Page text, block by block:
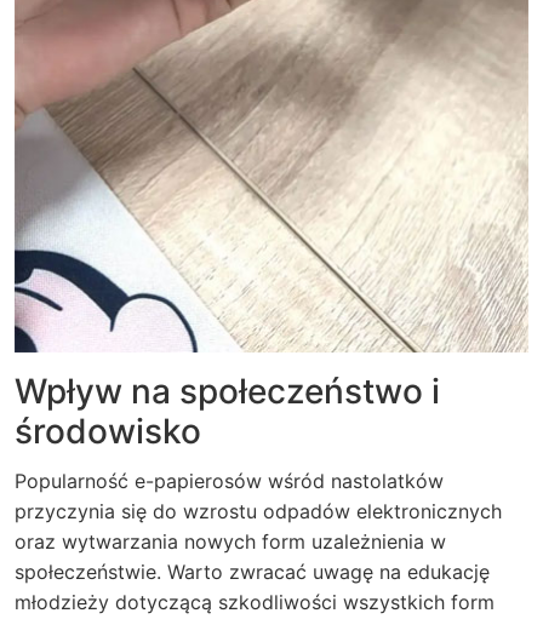
Wpływ na społeczeństwo i
środowisko
Popularność e-papierosów wśród nastolatków
przyczynia się do wzrostu odpadów elektronicznych
oraz wytwarzania nowych form uzależnienia w
społeczeństwie. Warto zwracać uwagę na edukację
młodzieży dotyczącą szkodliwości wszystkich form